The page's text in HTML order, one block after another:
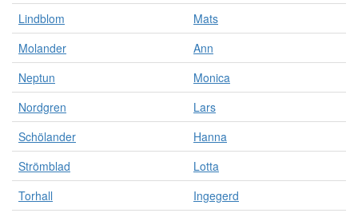
Lindblom
Mats
Molander
Ann
Neptun
Monica
Nordgren
Lars
Schölander
Hanna
Strömblad
Lotta
Torhall
Ingegerd